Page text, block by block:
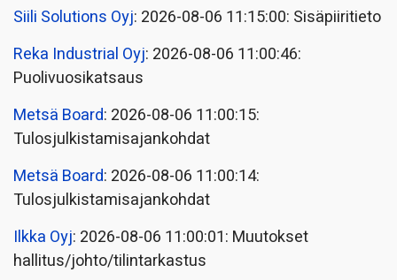
Siili Solutions Oyj: 2026-08-06 11:15:00: Sisäpiiritieto
Reka Industrial Oyj: 2026-08-06 11:00:46:
Puolivuosikatsaus
Metsä Board: 2026-08-06 11:00:15:
Tulosjulkistamisajankohdat
Metsä Board: 2026-08-06 11:00:14:
Tulosjulkistamisajankohdat
Ilkka Oyj: 2026-08-06 11:00:01: Muutokset
hallitus/johto/tilintarkastus